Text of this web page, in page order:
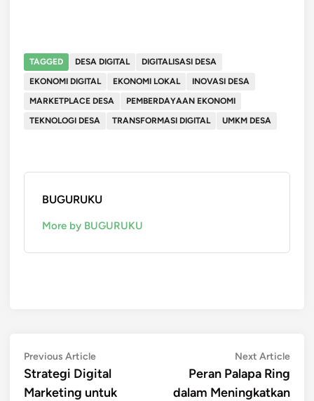
TAGGED DESA DIGITAL
DIGITALISASI DESA
EKONOMI DIGITAL
EKONOMI LOKAL
INOVASI DESA
MARKETPLACE DESA
PEMBERDAYAAN EKONOMI
TEKNOLOGI DESA
TRANSFORMASI DIGITAL UMKM DESA
BUGURUKU
More by BUGURUKU
Post
navigation
Previous ArticlePrevious
article:
Strategi Digital
Marketing untuk
Next ArticleNext
Peran Palapa Ring
dalam Meningkatkan